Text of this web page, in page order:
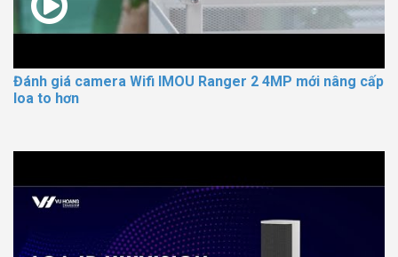
Đánh giá camera Wifi IMOU Ranger 2 4MP mới nâng cấp
loa to hơn